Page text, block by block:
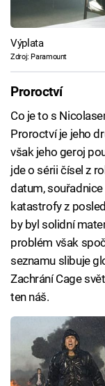
Výplata
Zdroj: Paramount
Proroctví
Co je to s
Proroctví je jeho
však jeho geroj
jde o sérii čísel z
datum,
katastrofy z
by byl solidní
problém však
seznamu slibuje
Zachrání Cage
ten náš.